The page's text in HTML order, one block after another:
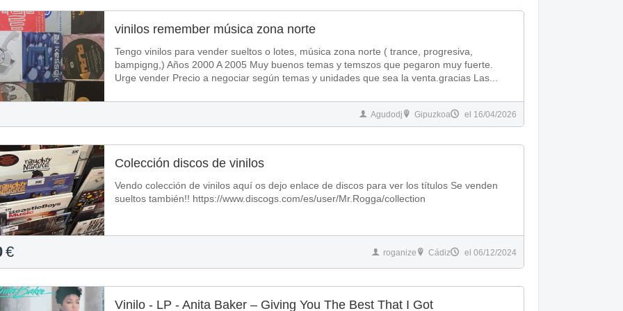
vinilos remember música zona norte
Tengo vinilos para vender sueltos o lotes, música zona norte ( trance, progresiva,
bampigng,) Años 2000 A 2005 Muy buenos temas y temszos que pegaron muy fuerte.
Urge vender Precio a negociar según temas y unidades que sea la venta.gracias Las...
Agudodj Gipuzkoa el 16/04/2026
Colección discos de vinilos
Vendo colección de vinilos aquí os dejo enlace de discos para ver los títulos Se venden
sueltos también!! https://www.discogs.com/es/user/Mr.Rogga/collection
€ roganize Cádiz el 06/12/2024
Vinilo - LP - Anita Baker ‎– Giving You The Best That I Got